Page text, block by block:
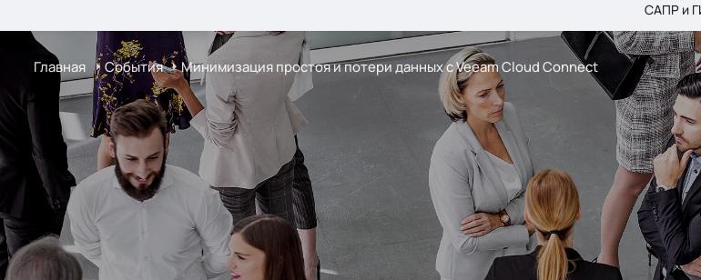
САПР и
Главная События Минимизация простоя и потери данных с Veeam Cloud Connect